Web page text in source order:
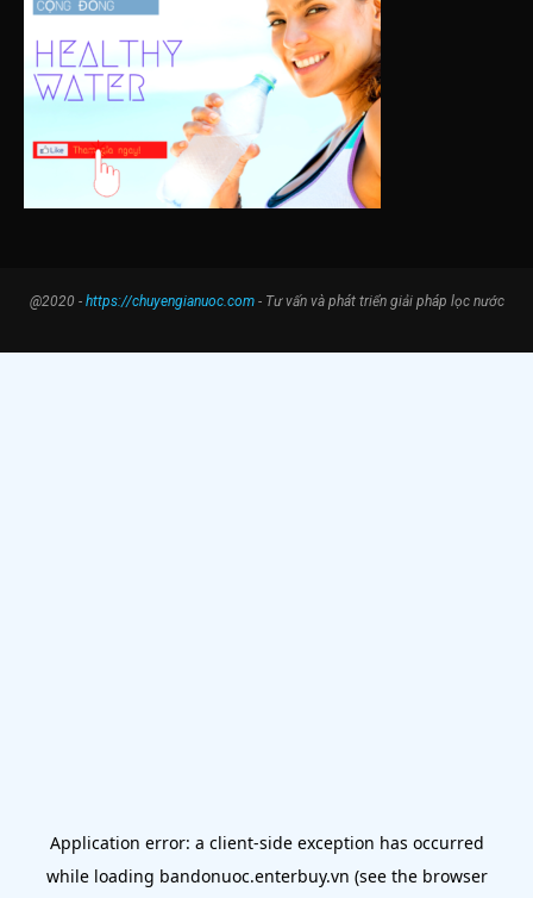
@2020 - https://chuyengianuoc.com- Tư vấn và phát triển giải pháp lọc nước